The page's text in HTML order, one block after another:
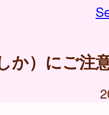
か）にご注